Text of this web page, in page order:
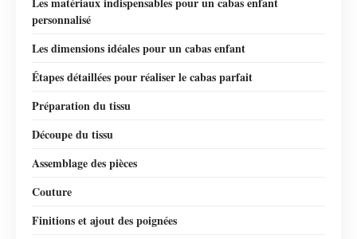
personnalisé
Les dimensions idéales pour un cabas enfant
Étapes détaillées pour réaliser le cabas parfait
Préparation du tissu
Découpe du tissu
Assemblage des pièces
Couture
Finitions et ajout des poignées